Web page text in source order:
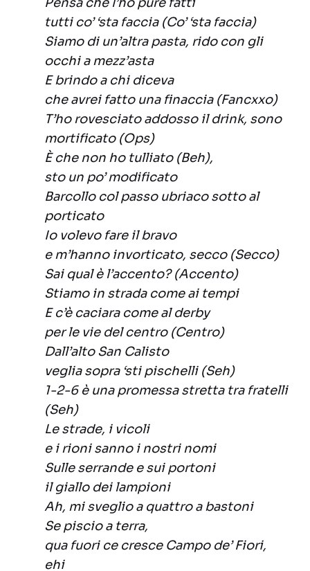
tutti co’ ‘sta faccia (Co’ ‘sta faccia)
Siamo di un’altra pasta, rido con gli
occhi a mezz’asta
E brindo a chi diceva
che avrei fatto una finaccia (Fancxxo)
T’ho rovesciato addosso il drink, sono
mortificato (Ops)
È che non ho tulliato (Beh),
sto un po’ modificato
Barcollo col passo ubriaco sotto al
porticato
Io volevo fare il bravo
e m’hanno invorticato, secco (Secco)
Sai qual è l’accento? (Accento)
Stiamo in strada come ai tempi
E c’è caciara come al derby
per le vie del centro (Centro)
Dall’alto San Calisto
veglia sopra ‘sti pischelli (Seh)
1-2-6 è una promessa stretta tra fratelli
(Seh)
Le strade, i vicoli
e i rioni sanno i nostri nomi
Sulle serrande e sui portoni
il giallo dei lampioni
Ah, mi sveglio a quattro a bastoni
Se piscio a terra,
qua fuori ce cresce Campo de’ Fiori,
ehi